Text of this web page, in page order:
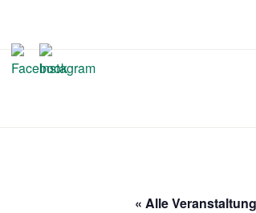
springen
« Alle